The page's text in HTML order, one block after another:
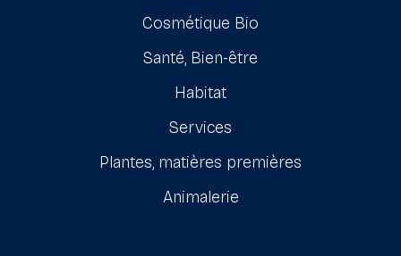
Cosmétique Bio
Santé, Bien-être
Habitat
Services
Plantes, matières premières
Animalerie